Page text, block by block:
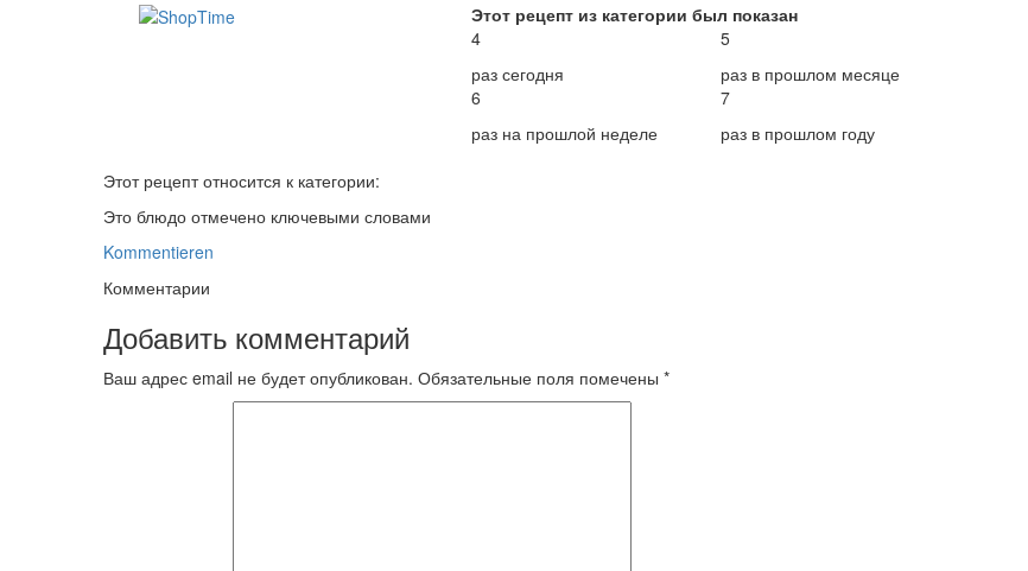
Этот рецепт из категории был показан
4
раз сегодня
5
раз в прошлом месяце
6
раз на прошлой неделе
7
раз в прошлом году
Этот рецепт относится к категории:
Это блюдо отмечено ключевыми словами
Kommentieren
Комментарии
Добавить комментарий
Ваш адрес email не будет опубликован. Обязательные поля помечены *